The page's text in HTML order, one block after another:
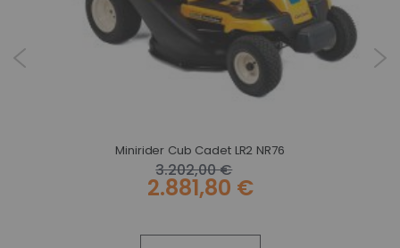
Minirider Cub Cadet LR2 NR76
3.202,00 €
2.881,80 €